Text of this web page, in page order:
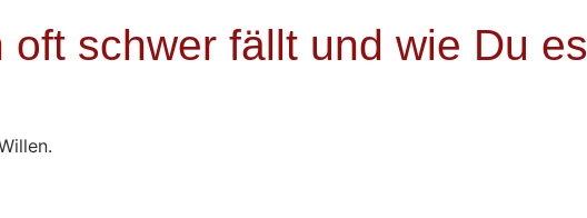
schwer fällt und wie Du es